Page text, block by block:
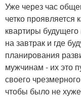
Уже через час
четко проявляется
квартиры
на завтрак и где
планирования
мужчинам - их это
своего
чтобы было не